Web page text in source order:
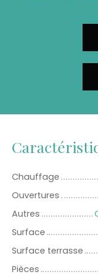
Chauffage
Ouvertures
Autres
Surface
Surface terrasse
Pièces